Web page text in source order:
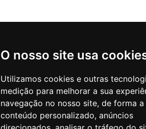
O nosso site usa
Utilizamos cookies e outras
medição para melhorar a sua
navegação no nosso site, de forma
conteúdo personalizado, anúncios